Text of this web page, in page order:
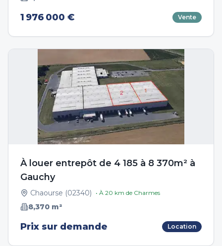
1 976 000 € Vente
À louer entrepôt de 4 185 à 8 370m² à
Gauchy
Chaourse (02340) • À 20 km de Charmes
8,370 m²
Prix sur demande Location